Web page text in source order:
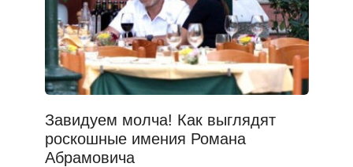
Завидуем молча! Как выглядят
роскошные имения Романа
Абрамовича